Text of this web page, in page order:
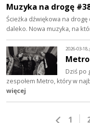
Muzyka na drogę
Ścieżka dźwiękowa na
daleko. Nowa muzyka, na
2026-03-
Dziś po
zespołem Metro, który w
więcej
1